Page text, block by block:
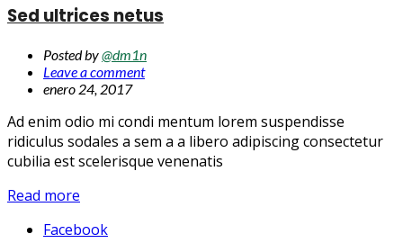
Sed ultrices netus
Posted by@dm1n
Leave a comment
enero 24, 2017
Ad enim odio mi condi mentum lorem suspendisse
ridiculus sodales a sem a a libero adipiscing consectetur
cubilia est scelerisque venenatis
Read more
Facebook